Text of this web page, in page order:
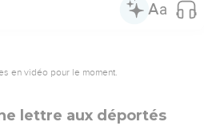
en vidéo pour le moment.
lettre aux déportés